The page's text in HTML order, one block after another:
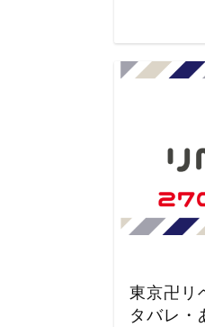
東京卍リ
タバレ・